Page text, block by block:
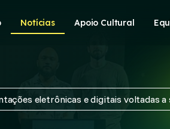
Notícias Apoio Cultural
eletrônicas e digitais voltadas a